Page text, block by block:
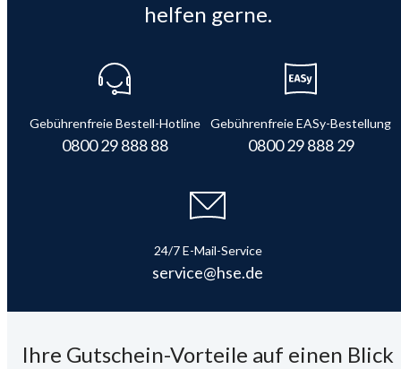
helfen gerne.
Gebührenfreie Bestell-Hotline
0800 29 888 88
Gebührenfreie EASy-Bestellung
0800 29 888 29
24/7 E-Mail-Service
service@hse.de
Ihre Gutschein-Vorteile auf einen Blick